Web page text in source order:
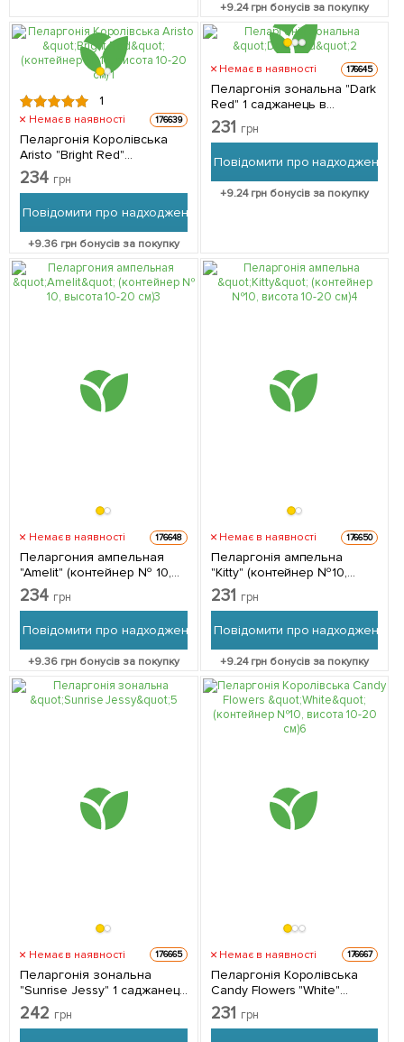
+9.24грн бонусів за покупку
1
Немає в наявності 176639
Пеларгонія Королівська
Aristo "Bright Red"
(контейнер № 10, висота
10-20 см) 1 саджанець в
234 грн
Повідомити про надходження
+9.36 грн бонусів за покупку
Немає в наявності 176645
Пеларгонія зональна "Dark
Red" 1 саджанець в
упаковці
231 грн
Повідомити про надходження
+9.24грн бонусів за покупку
Немає в наявності 176648
Пеларгония ампельная
"Amelit" (контейнер № 10,
высота 10-20 см) 1
саджанець в упаковці
234 грн
Повідомити про надходження
+9.36 грн бонусів за покупку
Немає в наявності 176650
Пеларгонія ампельна
"Kitty" (контейнер №10,
висота 10-20 см) 1
саджанець в упаковці
231 грн
Повідомити про надходження
+9.24грн бонусів за покупку
Немає в наявності 176665
Пеларгонія зональна
"Sunrise Jessy" 1 саджанець
в упаковці
242 грн
Немає в наявності 176667
Пеларгонія Королівська
Candy Flowers "White"
(контейнер №10, висота 10-
20 см) 1 саджанець в
231 грн